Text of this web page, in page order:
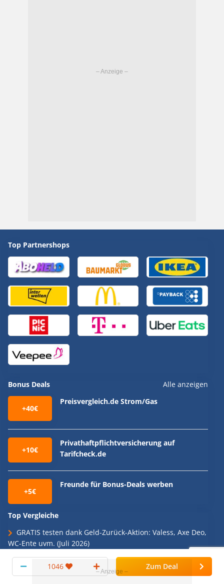
1046 Zum Deal
Top Partnershops
Bonus Deals Alle anzeigen
+40€
Preisvergleich.de Strom/Gas
+10€
Privathaftpflichtversicherung auf
Tarifcheck.de
+5€
Freunde für Bonus-Deals werben
Top Vergleiche
GRATIS testen dank Geld-Zurück-Aktion: Valess, Axe Deo,
WC-Ente uvm. (Juli 2026)
💥 Die 30 besten Handytarife 📱➡️ Apple iPhone,
Samsung Galaxy, Google Pixel uvm. + SIM-Only-Tarife